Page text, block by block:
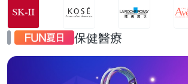
保健醫療